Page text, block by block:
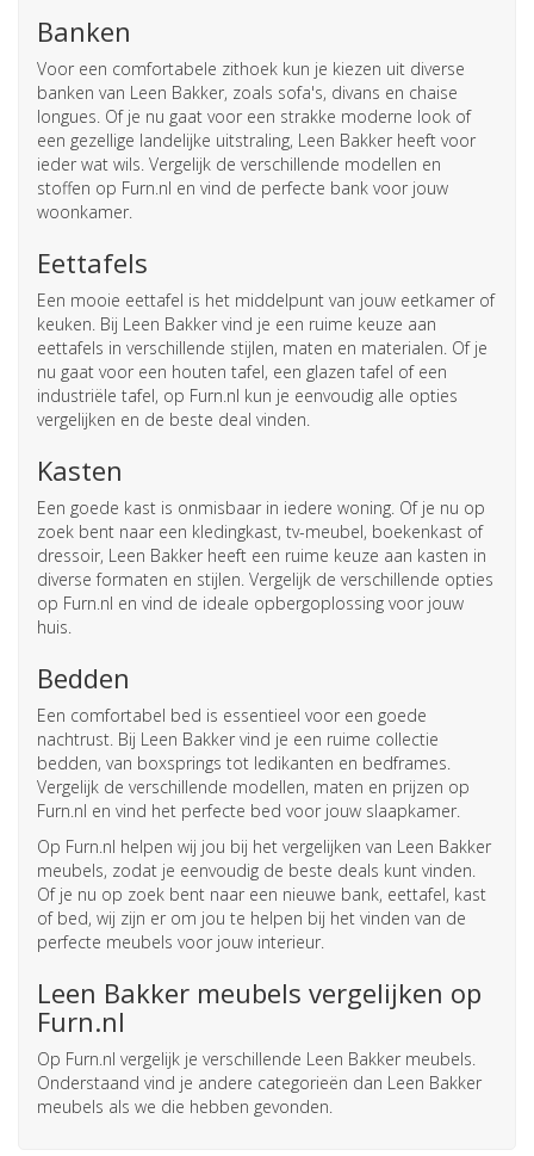
Banken
Voor een comfortabele zithoek kun je kiezen uit diverse
banken van Leen Bakker, zoals sofa's, divans en chaise
longues. Of je nu gaat voor een strakke moderne look of
een gezellige landelijke uitstraling, Leen Bakker heeft voor
ieder wat wils. Vergelijk de verschillende modellen en
stoffen op Furn.nl en vind de perfecte bank voor jouw
woonkamer.
Eettafels
Een mooie eettafel is het middelpunt van jouw eetkamer of
keuken. Bij Leen Bakker vind je een ruime keuze aan
eettafels in verschillende stijlen, maten en materialen. Of je
nu gaat voor een houten tafel, een glazen tafel of een
industriële tafel, op Furn.nl kun je eenvoudig alle opties
vergelijken en de beste deal vinden.
Kasten
Een goede kast is onmisbaar in iedere woning. Of je nu op
zoek bent naar een kledingkast, tv-meubel, boekenkast of
dressoir, Leen Bakker heeft een ruime keuze aan kasten in
diverse formaten en stijlen. Vergelijk de verschillende opties
op Furn.nl en vind de ideale opbergoplossing voor jouw
huis.
Bedden
Een comfortabel bed is essentieel voor een goede
nachtrust. Bij Leen Bakker vind je een ruime collectie
bedden, van boxsprings tot ledikanten en bedframes.
Vergelijk de verschillende modellen, maten en prijzen op
Furn.nl en vind het perfecte bed voor jouw slaapkamer.
Op Furn.nl helpen wij jou bij het vergelijken van Leen Bakker
meubels, zodat je eenvoudig de beste deals kunt vinden.
Of je nu op zoek bent naar een nieuwe bank, eettafel, kast
of bed, wij zijn er om jou te helpen bij het vinden van de
perfecte meubels voor jouw interieur.
Leen Bakker meubels vergelijken op
Furn.nl
Op Furn.nl vergelijk je verschillende Leen Bakker meubels.
Onderstaand vind je andere categorieën dan Leen Bakker
meubels als we die hebben gevonden.